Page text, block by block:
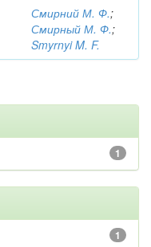
Смирний М. Ф.;
Смирный М. Ф.;
Smyrnyi M. F.
1
1